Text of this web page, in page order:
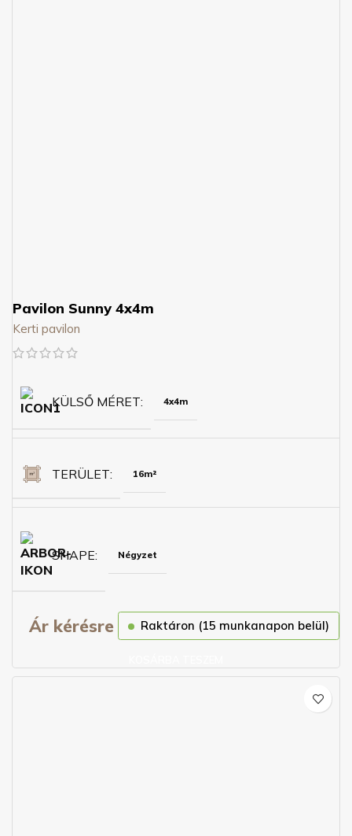
Pavilon Sunny 4x4m
Kerti pavilon
KÜLSŐ MÉRET 4x4m
TERÜLET 16m²
SHAPE Négyzet
Ár kérésre Raktáron (15 munkanapon belül)